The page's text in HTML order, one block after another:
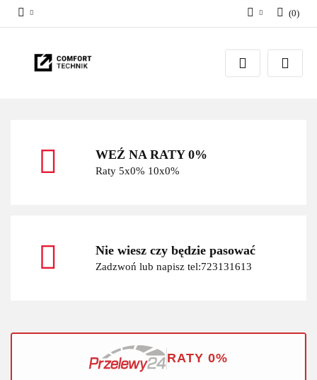
Zaloguj się
Zarejestruj się
(0)
WEŹ NA RATY 0%
Raty 5x0% 10x0%
Nie wiesz czy będzie pasować
Zadzwoń lub napisz tel:723131613
RATY 0%